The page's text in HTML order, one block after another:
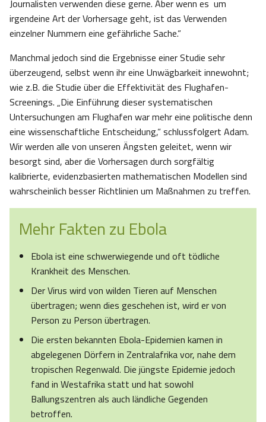
Journalisten verwenden diese gerne. Aber wenn es um
irgendeine Art der Vorhersage geht, ist das Verwenden
einzelner Nummern eine gefährliche Sache.“
Manchmal jedoch sind die Ergebnisse einer Studie sehr
überzeugend, selbst wenn ihr eine Unwägbarkeit innewohnt;
wie z.B. die Studie über die Effektivität des Flughafen-
Screenings. „Die Einführung dieser systematischen
Untersuchungen am Flughafen war mehr eine politische denn
eine wissenschaftliche Entscheidung,“ schlussfolgert Adam.
Wir werden alle von unseren Ängsten geleitet, wenn wir
besorgt sind, aber die Vorhersagen durch sorgfältig
kalibrierte, evidenzbasierten mathematischen Modellen sind
wahrscheinlich besser Richtlinien um Maßnahmen zu treffen.
Mehr Fakten zu Ebola
Ebola ist eine schwerwiegende und oft tödliche
Krankheit des Menschen.
Der Virus wird von wilden Tieren auf Menschen
übertragen; wenn dies geschehen ist, wird er von
Person zu Person übertragen.
Die ersten bekannten Ebola-Epidemien kamen in
abgelegenen Dörfern in Zentralafrika vor, nahe dem
tropischen Regenwald. Die jüngste Epidemie jedoch
fand in Westafrika statt und hat sowohl
Ballungszentren als auch ländliche Gegenden
betroffen.